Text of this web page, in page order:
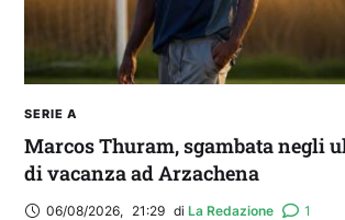
SERIE A
Marcos Thuram, sgambata negli
di vacanza ad Arzachena
06/08/2026, 21:29 di La Redazione 1